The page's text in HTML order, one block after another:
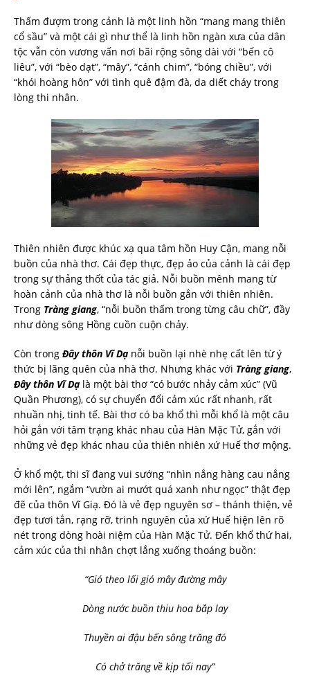
Thấm đượm trong cảnh là một linh hồn “mang mang thiên
cổ sầu” và một cái gì như thể là linh hồn ngàn xưa của dân
tộc vẫn còn vương vấn nơi bãi rộng sông dài với “bến cô
liêu”, với “bèo dạt”, “mây”, “cánh chim”, “bóng chiều”, với
“khói hoàng hôn” với tình quê đậm đà, da diết cháy trong
lòng thi nhân.
Thiên nhiên được khúc xạ qua tâm hồn Huy Cận, mang nỗi
buồn của nhà thơ. Cái đẹp thực, đẹp ảo của cảnh là cái đẹp
trong sự thảng thốt của tác giả. Nỗi buồn mênh mang từ
hoàn cảnh của nhà thơ là nỗi buồn gắn với thiên nhiên.
Trong Tràng giang, “nỗi buồn thấm trong từng câu chữ”, đầy
như dòng sông Hồng cuồn cuộn chảy.
Còn trong Đây thôn Vĩ Dạ nỗi buồn lại nhè nhẹ cất lên từ ý
thức bị lãng quên của nhà thơ. Nhưng khác với Tràng giang,
Đây thôn Vĩ Dạ là một bài thơ “có bước nhảy cảm xúc” (Vũ
Quần Phương), có sự chuyển đổi cảm xúc rất nhanh, rất
nhuần nhị, tinh tế. Bài thơ có ba khổ thì mỗi khổ là một câu
hỏi gắn với tâm trạng khác nhau của Hàn Mặc Tử, gắn với
những vẻ đẹp khác nhau của thiên nhiên xứ Huế thơ mộng.
Ở khổ một, thi sĩ đang vui sướng “nhìn nắng hàng cau nắng
mới lên”, ngắm “vườn ai mướt quá xanh như ngọc” thật đẹp
đẽ của thôn Vĩ Giạ. Đó là vẻ đẹp nguyên sơ – thánh thiện, vẻ
đẹp tươi tắn, rạng rỡ, trinh nguyên của xứ Huế hiện lên rõ
nét trong dòng hoài niệm của Hàn Mặc Tử. Đến khổ thứ hai,
cảm xúc của thi nhân chợt lắng xuống thoáng buồn:
“Gió theo lối gió mây đường mây
Dòng nước buồn thiu hoa bắp lay
Thuyền ai đậu bến sông trăng đó
Có chở trăng về kịp tối nay”